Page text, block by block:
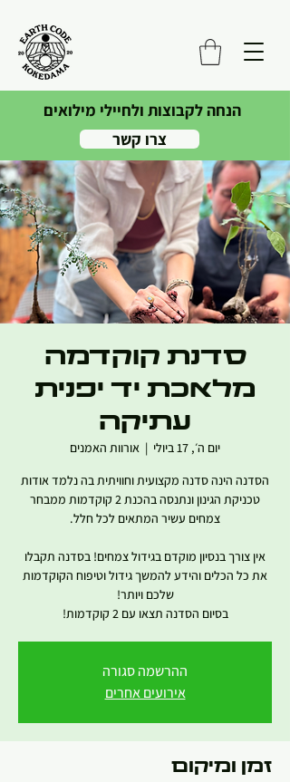
הנחה לקבוצות ולחיילי מילואים
צרו קשר
סדנת קוקדמה
מלאכת יד יפנית
עתיקה
יום ה׳, 17 ביולי
  |
אורוות האמנים
הסדנה הינה סדנה מקצועית וחוויתית בה נלמד אודות
טכניקת הגינון ונתנסה בהכנת 2 קוקדמות ממבחר
אין צורך בנסיון מוקדם בגידול צמחים! בסדנה תקבלו
את כל הכלים והידע להמשך גידול וטיפוח הקוקדמות
בסיום הסדנה תצאו עם 2 קוקדמות!
ההרשמה סגורה
אירועים אחרים
זמן ומיקום